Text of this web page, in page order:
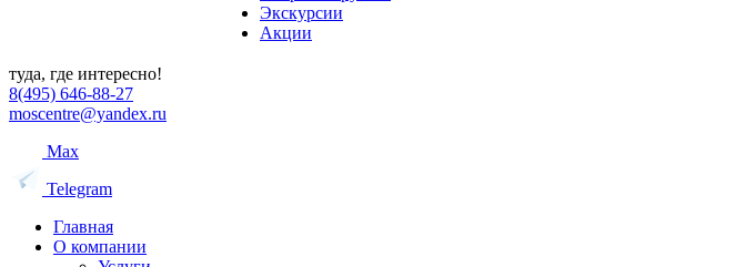
Экскурсии
Акции
туда, где интересно!
8(495) 646-88-27
moscentre@yandex.ru
Max
Telegram
Главная
О компании